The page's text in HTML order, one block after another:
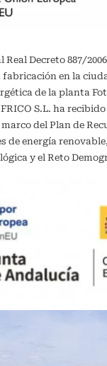
Real Decreto 887/
en la
de la planta
S.L. ha
del Plan de
de energía
y el Reto